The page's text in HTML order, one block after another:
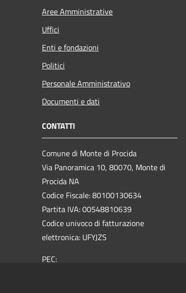
Aree Amministrative
Uffici
Enti e fondazioni
Politici
Personale Amministrativo
Documenti e dati
CONTATTI
Comune di Monte di Procida
Via Panoramica 10, 80070, Monte di
Procida NA
Codice Fiscale: 80100130634
Partita IVA: 00548810639
Codice univoco di fatturazione
elettronica: UFYJZS
PEC: